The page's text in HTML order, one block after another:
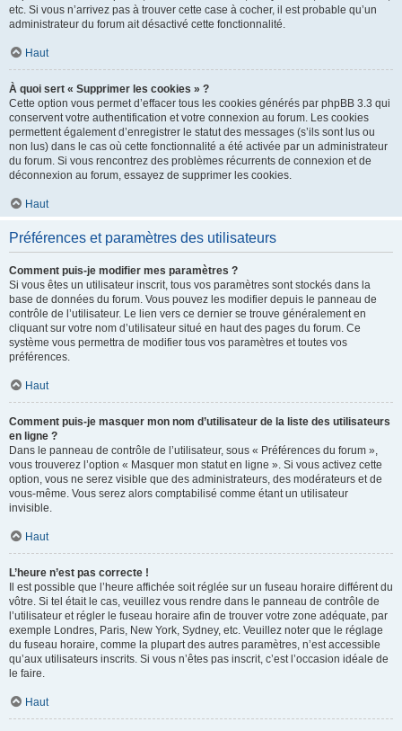
etc. Si vous n’arrivez pas à trouver cette case à cocher, il est probable qu’un
administrateur du forum ait désactivé cette fonctionnalité.
Haut
À quoi sert « Supprimer les cookies » ?
Cette option vous permet d’effacer tous les cookies générés par phpBB 3.3 qui
conservent votre authentification et votre connexion au forum. Les cookies
permettent également d’enregistrer le statut des messages (s’ils sont lus ou
non lus) dans le cas où cette fonctionnalité a été activée par un administrateur
du forum. Si vous rencontrez des problèmes récurrents de connexion et de
déconnexion au forum, essayez de supprimer les cookies.
Haut
Préférences et paramètres des utilisateurs
Comment puis-je modifier mes paramètres ?
Si vous êtes un utilisateur inscrit, tous vos paramètres sont stockés dans la
base de données du forum. Vous pouvez les modifier depuis le panneau de
contrôle de l’utilisateur. Le lien vers ce dernier se trouve généralement en
cliquant sur votre nom d’utilisateur situé en haut des pages du forum. Ce
système vous permettra de modifier tous vos paramètres et toutes vos
préférences.
Haut
Comment puis-je masquer mon nom d’utilisateur de la liste des utilisateurs
en ligne ?
Dans le panneau de contrôle de l’utilisateur, sous « Préférences du forum »,
vous trouverez l’option « Masquer mon statut en ligne ». Si vous activez cette
option, vous ne serez visible que des administrateurs, des modérateurs et de
vous-même. Vous serez alors comptabilisé comme étant un utilisateur
invisible.
Haut
L’heure n’est pas correcte !
Il est possible que l’heure affichée soit réglée sur un fuseau horaire différent du
vôtre. Si tel était le cas, veuillez vous rendre dans le panneau de contrôle de
l’utilisateur et régler le fuseau horaire afin de trouver votre zone adéquate, par
exemple Londres, Paris, New York, Sydney, etc. Veuillez noter que le réglage
du fuseau horaire, comme la plupart des autres paramètres, n’est accessible
qu’aux utilisateurs inscrits. Si vous n’êtes pas inscrit, c’est l’occasion idéale de
le faire.
Haut